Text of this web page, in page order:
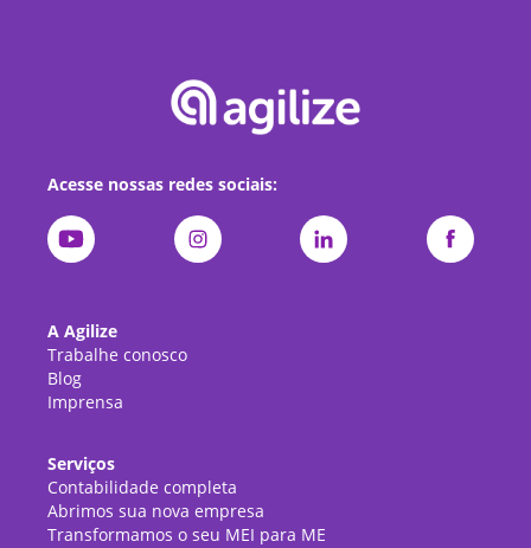
Acesse nossas redes sociais:
A Agilize
Trabalhe conosco
Blog
Imprensa
Serviços
Contabilidade completa
Abrimos sua nova empresa
Transformamos o seu MEI para ME